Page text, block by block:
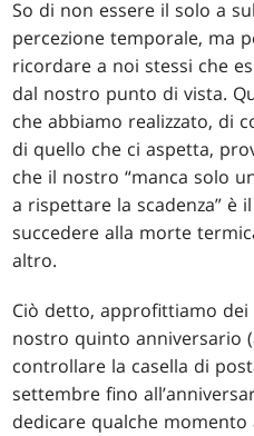
So di non essere il solo a
percezione temporale, ma
ricordare a noi stessi che
dal nostro punto di vista.
che abbiamo realizzato, di
di quello che ci aspetta,
che il nostro “manca solo
a rispettare la scadenza” è
succedere alla morte
altro.
Ciò detto, approfittiamo
nostro quinto anniversario
controllare la casella di
settembre fino
dedicare qualche